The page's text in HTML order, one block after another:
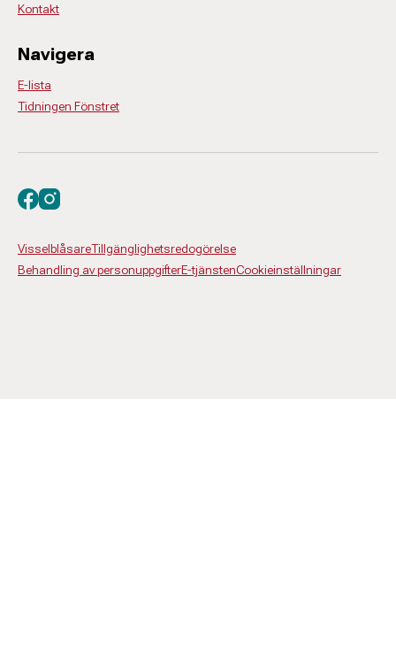
Kontakt
Navigera
E-lista
Tidningen Fönstret
VisselblåsareTillgänglighetsredogörelse
Behandling av personuppgifterE-tjänstenCookieinställningar
Besök oss på facebook
Besök oss på instagram